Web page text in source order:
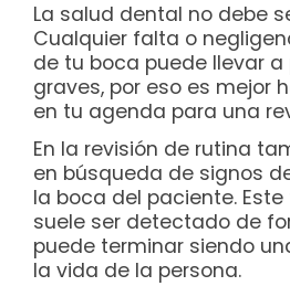
La salud dental no debe
Cualquier falta o
de tu boca puede llevar a
graves, por eso es mejor
en tu agenda para una
En la revisión de rutina
en búsqueda de signos
la boca del paciente.
suele ser detectado de
puede terminar siendo
la vida de la persona.